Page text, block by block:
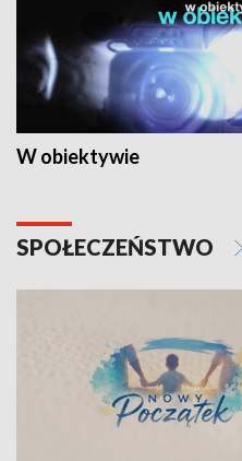
W obiektywie
SPOŁECZEŃSTWO